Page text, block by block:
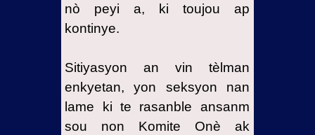
nò peyi a, ki toujou ap
kontinye.
Sitiyasyon an vin tèlman
enkyetan, yon seksyon nan
lame ki te rasanble ansanm
sou non Komite Onè ak